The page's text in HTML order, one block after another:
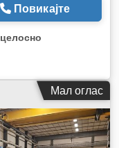
Повикајте
целосно
Мал оглас